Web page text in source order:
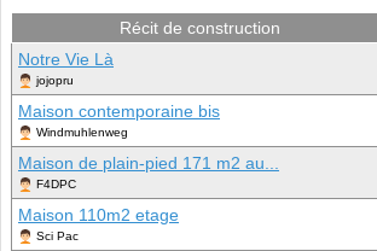
Récit de construction
Notre Vie Là
jojopru
Maison contemporaine bis
Windmuhlenweg
Maison de plain-pied 171 m2 au...
F4DPC
Maison 110m2 etage
Sci Pac